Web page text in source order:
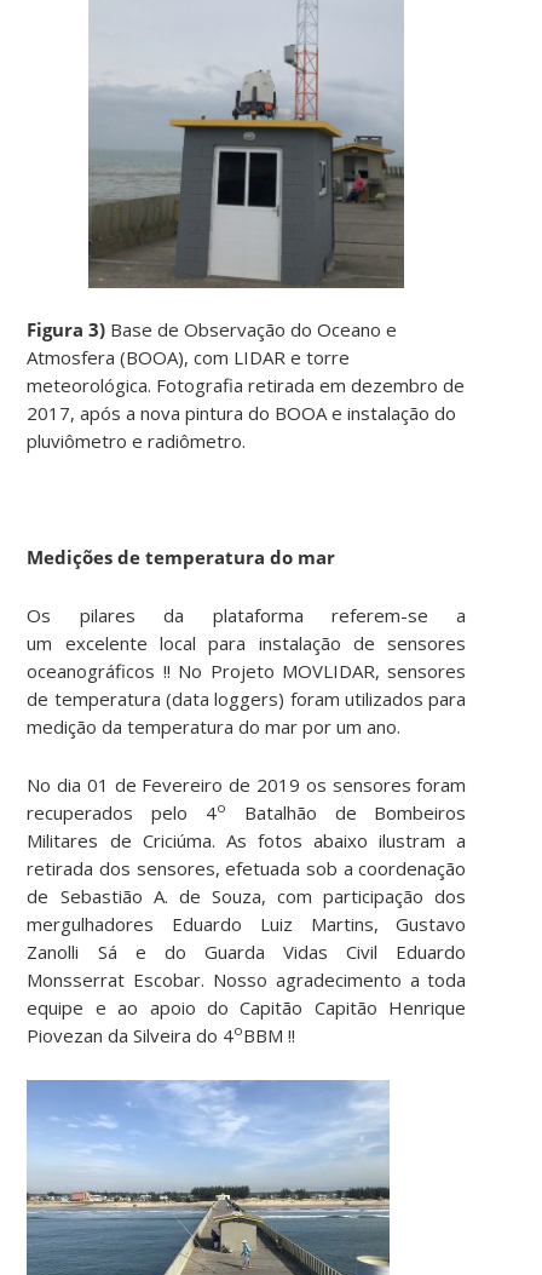
Figura 3) Base de Observação do Oceano e
Atmosfera (BOOA), com LIDAR e torre
meteorológica. Fotografia retirada em dezembro de
2017, após a nova pintura do BOOA e instalação do
pluviômetro e radiômetro.
Medições de temperatura do mar
Os pilares da plataforma referem-se a
um excelente local para instalação de sensores
oceanográficos !! No Projeto MOVLIDAR, sensores
de temperatura (data loggers) foram utilizados para
medição da temperatura do mar por um ano.
No dia 01 de Fevereiro de 2019 os sensores foram
recuperados pelo 4o
Batalhão de Bombeiros
Militares de Criciúma. As fotos abaixo ilustram a
retirada dos sensores, efetuada sob a coordenação
de Sebastião A. de Souza, com participação dos
mergulhadores Eduardo Luiz Martins, Gustavo
Zanolli Sá e do Guarda Vidas Civil Eduardo
Monsserrat Escobar. Nosso agradecimento a toda
equipe e ao apoio do Capitão Capitão Henrique
Piovezan da Silveira do 4oBBM !!